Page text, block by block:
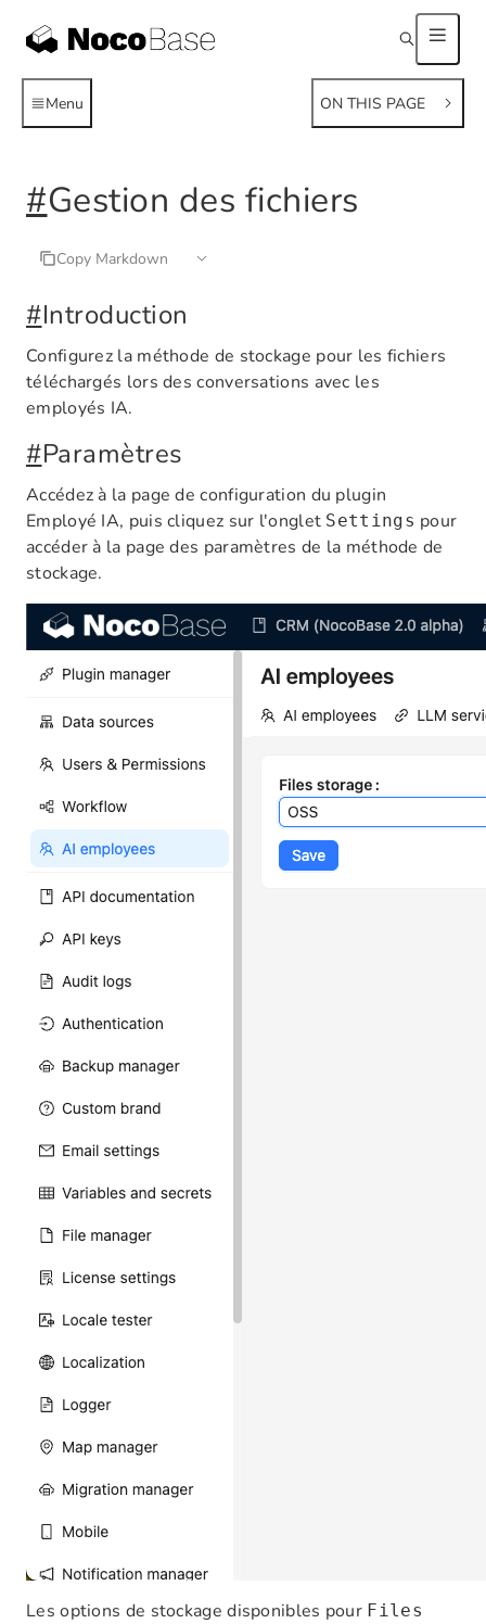
Menu ON THIS PAGE
#Gestion des fichiers
Copy Markdown
#Introduction
Configurez la méthode de stockage pour les fichiers
téléchargés lors des conversations avec les
employés IA.
#Paramètres
Accédez à la page de configuration du plugin
Employé IA, puis cliquez sur l'onglet Settings pour
accéder à la page des paramètres de la méthode de
stockage.
Les options de stockage disponibles pour Files